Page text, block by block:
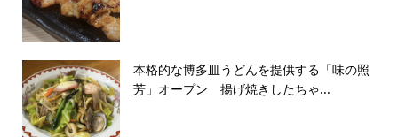
本格的な博多皿うどんを提供する「味の照
芳」オープン 揚げ焼きしたちゃ...